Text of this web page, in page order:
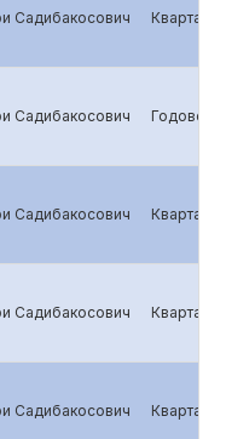
Садибакосович
Садибакосович Годовой
Садибакосович
Садибакосович
Садибакосович